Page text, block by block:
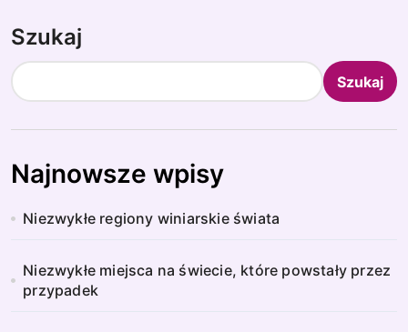
Szukaj
Szukaj
Najnowsze wpisy
Niezwykłe regiony winiarskie świata
Niezwykłe miejsca na świecie, które powstały przez
przypadek